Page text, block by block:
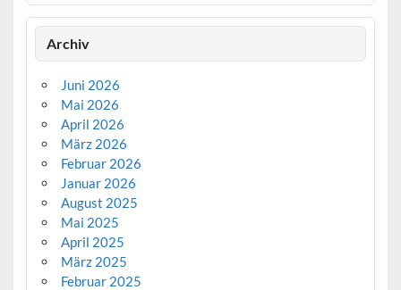
Archiv
Juni 2026
Mai 2026
April 2026
März 2026
Februar 2026
Januar 2026
August 2025
Mai 2025
April 2025
März 2025
Februar 2025